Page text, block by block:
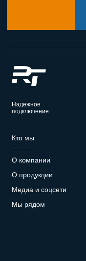
Надежное
подключение
Кто мы
О компании
О продукции
Медиа и соцсети
Мы рядом